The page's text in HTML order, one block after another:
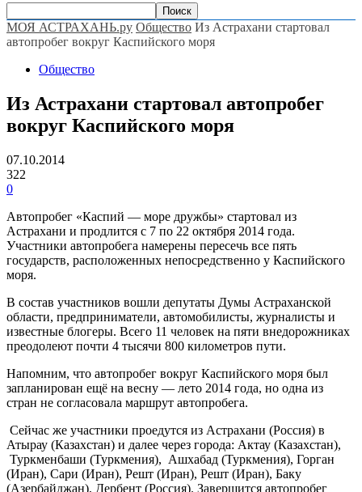
МОЯ АСТРАХАНЬ.ру Общество Из Астрахани стартовал
автопробег вокруг Каспийского моря
Общество
Из Астрахани стартовал автопробег
вокруг Каспийского моря
07.10.2014
322
0
Автопробег «Каспий — море дружбы» стартовал из
Астрахани и продлится с 7 по 22 октября 2014 года.
Участники автопробега намерены пересечь все пять
государств, расположенных непосредственно у Каспийского
моря.
В состав участников вошли депутаты Думы Астраханской
области, предприниматели, автомобилисты, журналисты и
известные блогеры. Всего 11 человек на пяти внедорожниках
преодолеют почти 4 тысячи 800 километров пути.
Напомним, что автопробег вокруг Каспийского моря был
запланирован ещё на весну — лето 2014 года, но одна из
стран не согласовала маршрут автопробега.
Сейчас же участники проедутся из Астрахани (Россия) в
Атырау (Казахстан) и далее через города: Актау (Казахстан),
Туркменбаши (Туркмения), Ашхабад (Туркмения), Горган
(Иран), Сари (Иран), Решт (Иран), Решт (Иран), Баку
(Азербайджан), Дербент (Россия). Завершится автопробег